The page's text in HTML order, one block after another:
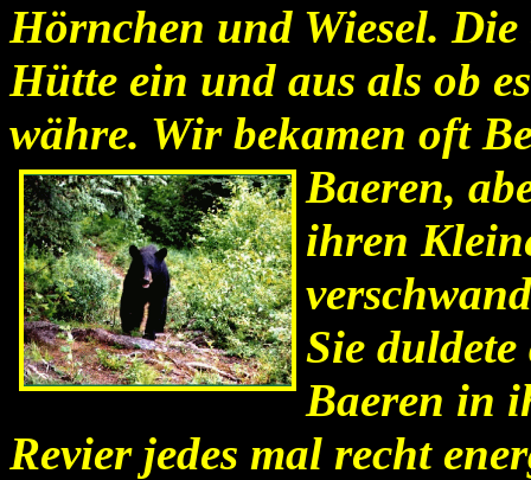
Hörnchen und Wiesel.
Hütte ein und aus als ob
währe. Wir bekamen oft
Baeren,
ihren
Sie
Baeren in
Revier jedes mal recht